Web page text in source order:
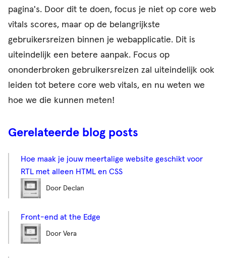
pagina's. Door dit te doen, focus je niet op core web
vitals scores, maar op de belangrijkste
gebruikersreizen binnen je webapplicatie. Dit is
uiteindelijk een betere aanpak. Focus op
ononderbroken gebruikersreizen zal uiteindelijk ook
leiden tot betere core web vitals, en nu weten we
hoe we die kunnen meten!
Gerelateerde blog posts
Hoe maak je jouw meertalige website geschikt voor
RTL met alleen HTML en CSS
Door Declan
Front-end at the Edge
Door Vera